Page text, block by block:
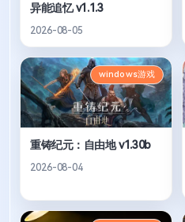
异能追忆 v1.1.3
2026-08-05
windows游戏
重铸纪元：自由地 v1.30b
2026-08-04